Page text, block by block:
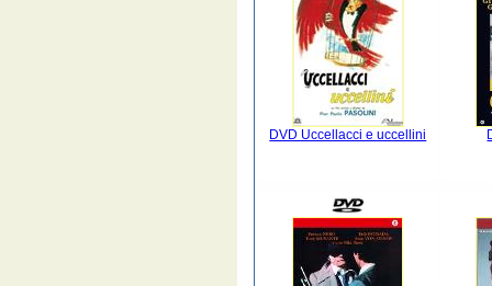
DVD Uccellacci e uccellini